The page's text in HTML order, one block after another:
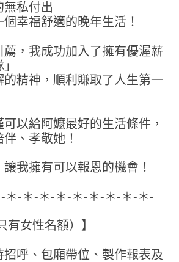
無私付出
幸福舒適的晚年生活！
薦，我成功加入了擁有優渥薪
的精神，順利賺取了人生第一
以給阿嬤最好的生活條件，
、孝敬她！
我擁有可以報恩的機會！
＊-＊-＊-＊-＊-＊-＊-＊-＊-
有女性名額）】
招呼、包廂帶位、製作報表及